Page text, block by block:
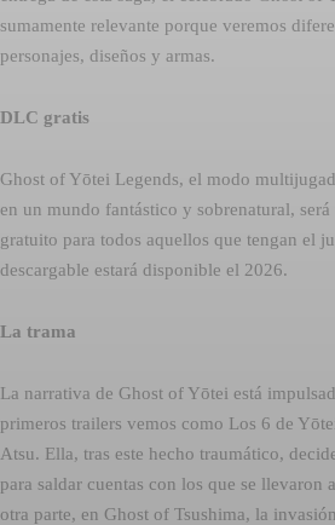
sumamente relevante porque veremos
personajes, diseños y armas.
DLC gratis
Ghost of Yōtei Legends, el modo
en un mundo fantástico y sobrenatural,
gratuito para todos aquellos que tengan el
descargable estará disponible el 2026.
La trama
La narrativa de Ghost of Yōtei está
primeros trailers vemos como Los 6 de
Atsu. Ella, tras este hecho traumático,
para saldar cuentas con los que se llevaron
otra parte, en Ghost of Tsushima, la